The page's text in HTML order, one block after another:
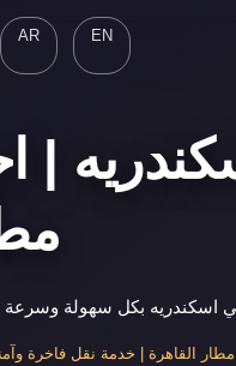
EN
AR
|
اسكندريه بكل سهولة وسرعة
القاهرة | خدمة نقل فاخرة وآمنة